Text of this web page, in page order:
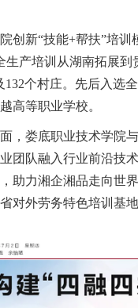
创新“技能+帮扶”培
生产培训从湖南拓展
132个村庄。先后入选
高等职业学校。
，娄底职业技术学院
团队融入行业前沿技
助力湘企湘品走向世
对外劳务特色培训基